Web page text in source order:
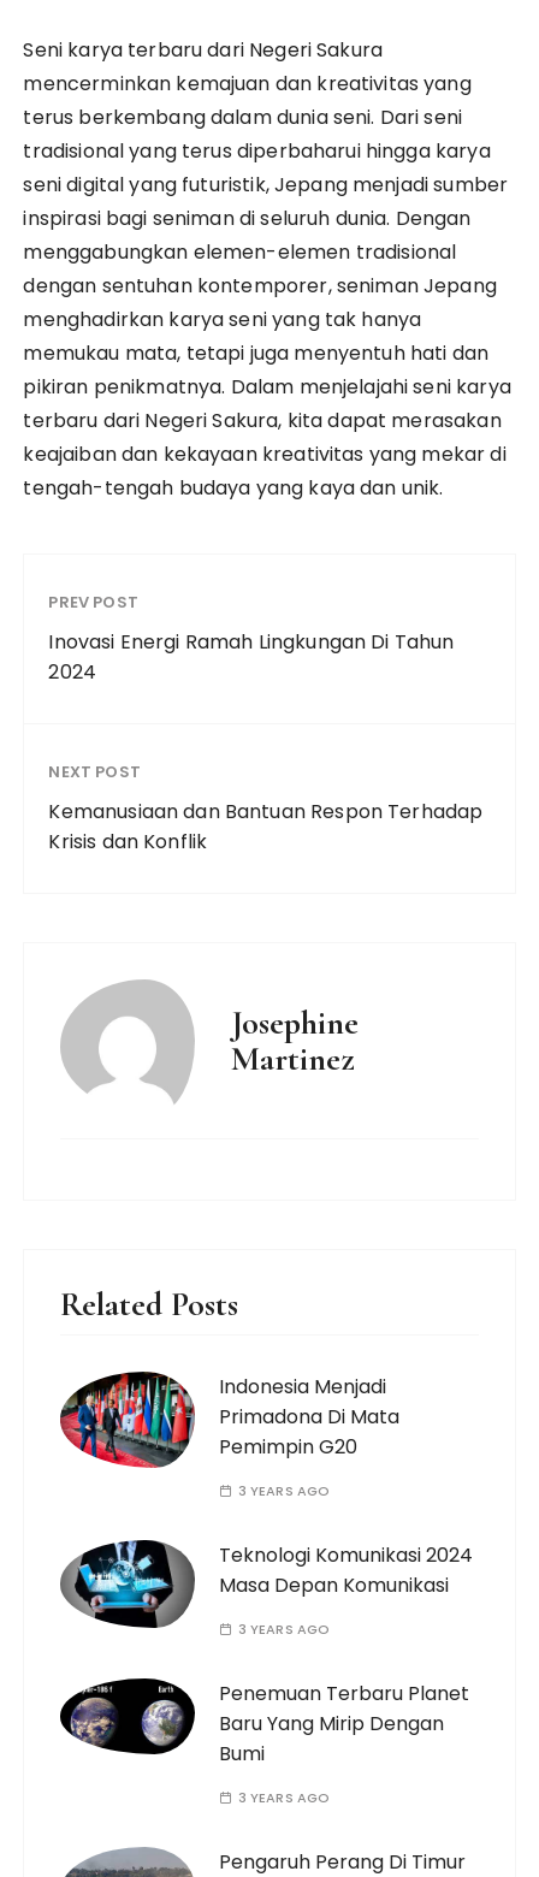
Seni karya terbaru dari Negeri Sakura
mencerminkan kemajuan dan kreativitas yang
terus berkembang dalam dunia seni. Dari seni
tradisional yang terus diperbaharui hingga karya
seni digital yang futuristik, Jepang menjadi sumber
inspirasi bagi seniman di seluruh dunia. Dengan
menggabungkan elemen-elemen tradisional
dengan sentuhan kontemporer, seniman Jepang
menghadirkan karya seni yang tak hanya
memukau mata, tetapi juga menyentuh hati dan
pikiran penikmatnya. Dalam menjelajahi seni karya
terbaru dari Negeri Sakura, kita dapat merasakan
keajaiban dan kekayaan kreativitas yang mekar di
tengah-tengah budaya yang kaya dan unik.
PREV POST
Inovasi Energi Ramah Lingkungan Di Tahun
2024
NEXT POST
Kemanusiaan dan Bantuan Respon Terhadap
Krisis dan Konflik
Josephine
Martinez
Related Posts
Indonesia Menjadi
Primadona Di Mata
Pemimpin G20
3 YEARS AGO
Teknologi Komunikasi 2024
Masa Depan Komunikasi
3 YEARS AGO
Penemuan Terbaru Planet
Baru Yang Mirip Dengan
Bumi
3 YEARS AGO
Pengaruh Perang Di Timur